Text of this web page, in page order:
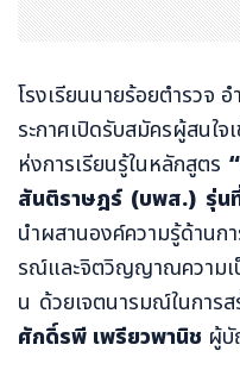
โรงเรียนนายร้อยตำรวจ
ระกาศเปิดรับสมัครผู้สนใ
ห่งการเรียนรู้ในหลักสูตร
สันติราษฎร์ (บพส.) รุ่น
นำผสานองค์ความรู้ด้านก
รณ์และจิตวิญญาณความเ
น ด้วยเจตนารมณ์ในการ
ศักดิ์รพี เพรียวพานิช ผู้บั